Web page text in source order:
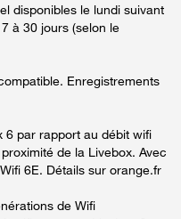
disponibles le lundi suivant
à 30 jours (selon le
Enregistrements
6 par rapport au débit wifi
de la Livebox. Avec
6E. Détails sur orange.fr
de Wifi